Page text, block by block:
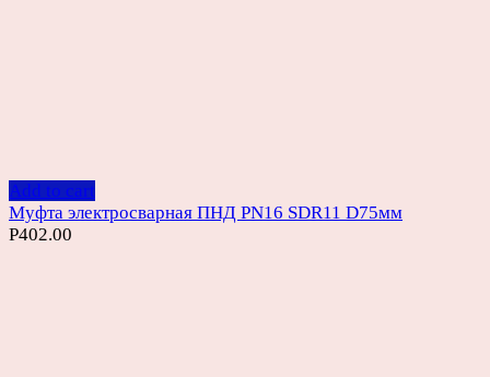
Add to cart
Муфта электросварная ПНД PN16 SDR11 D75мм
Р402.00